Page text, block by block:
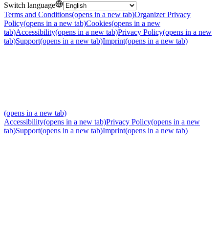
Switch language
Terms and Conditions(opens in a new tab)Organizer Privacy
Policy(opens in a new tab)Cookies(opens in a new
tab)Accessibility(opens in a new tab)Privacy Policy(opens in a new
tab)Support(opens in a new tab)Imprint(opens in a new tab)
(opens in a new tab)
Accessibility(opens in a new tab)Privacy Policy(opens in a new
tab)Support(opens in a new tab)Imprint(opens in a new tab)